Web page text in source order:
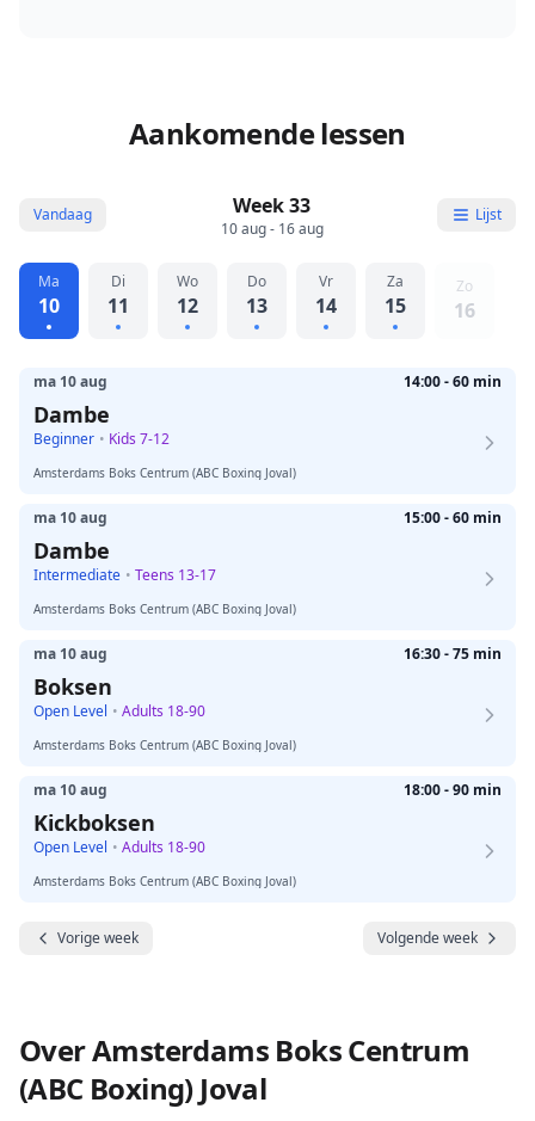
Aankomende lessen
Vandaag Week 33
10 aug - 16 aug
Lijst
Ma
10
Di
11
Wo
12
Do
13
Vr
14
Za
15
Zo
16
ma 10 aug 14:00 - 60 min
Dambe
Beginner • Kids 7-12
Amsterdams Boks Centrum (ABC Boxing Joval)
ma 10 aug 15:00 - 60 min
Dambe
Intermediate • Teens 13-17
Amsterdams Boks Centrum (ABC Boxing Joval)
ma 10 aug 16:30 - 75 min
Boksen
Open Level • Adults 18-90
Amsterdams Boks Centrum (ABC Boxing Joval)
ma 10 aug 18:00 - 90 min
Kickboksen
Open Level • Adults 18-90
Amsterdams Boks Centrum (ABC Boxing Joval)
Vorige week Volgende week
Over Amsterdams Boks Centrum
(ABC Boxing) Joval